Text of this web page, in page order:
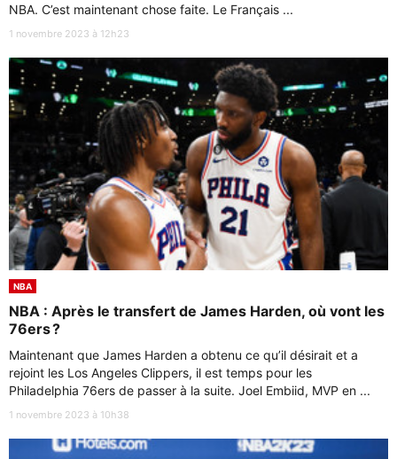
NBA. C’est maintenant chose faite. Le Français ...
1 novembre 2023 à 12h23
NBA
NBA : Après le transfert de James Harden, où vont les
76ers ?
Maintenant que James Harden a obtenu ce qu’il désirait et a
rejoint les Los Angeles Clippers, il est temps pour les
Philadelphia 76ers de passer à la suite. Joel Embiid, MVP en ...
1 novembre 2023 à 10h38